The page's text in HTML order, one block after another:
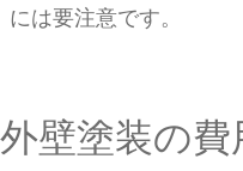
には要注意です。
外壁塗装の